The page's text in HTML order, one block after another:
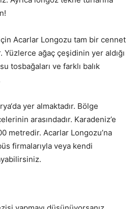
Acarlar Longozu tam bir cennet
ağaç çeşidinin yer aldığı
tosbağaları ve farklı balık
yer almaktadır. Bölge
arasındadır. Karadeniz’e
metredir. Acarlar Longozu’na
firmalarıyla veya kendi